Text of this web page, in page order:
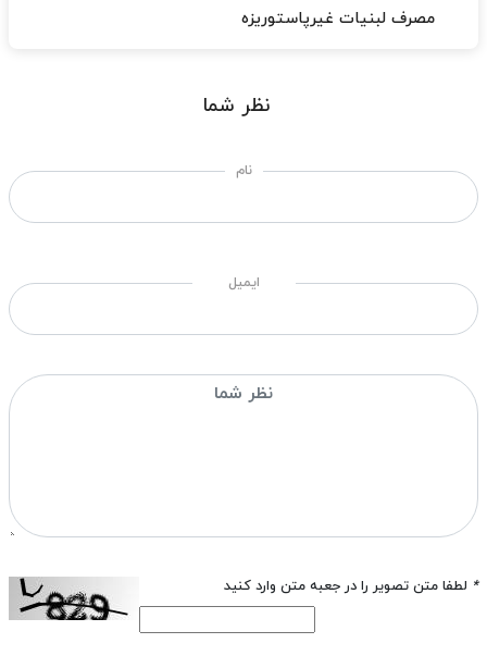
مصرف لبنیات غیرپاستوریزه
نظر شما
نام
ایمیل
* لطفا متن تصویر را در جعبه متن وارد کنید